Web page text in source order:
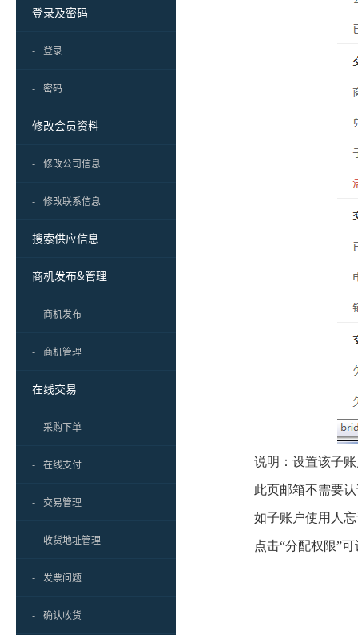
登录及密码
- 登录
- 密码
修改会员资料
- 修改公司信息
- 修改联系信息
搜索供应信息
商机发布&管理
- 商机发布
- 商机管理
在线交易
- 采购下单
- 在线支付
- 交易管理
- 收货地址管理
- 发票问题
- 确认收货
说明：设置该子账
此页邮箱不需要认
如子账户使用人忘
点击“分配权限”可